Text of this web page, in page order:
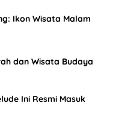
Ikon Wisata Malam
dan Wisata Budaya
Ini Resmi Masuk